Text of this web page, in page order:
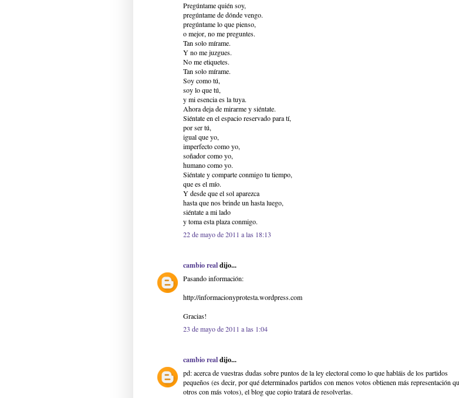
Pregúntame quién soy,
pregúntame de dónde vengo.
pregúntame lo que pienso,
o mejor, no me preguntes.
Tan solo mírame.
Y no me juzgues.
No me etiquetes.
Tan solo mírame.
Soy como tú,
soy lo que tú,
y mi esencia es la tuya.
Ahora deja de mirarme y siéntate.
Siéntate en el espacio reservado para tí,
por ser tú,
igual que yo,
imperfecto como yo,
soñador como yo,
humano como yo.
Siéntate y comparte conmigo tu tiempo,
que es el mío.
Y desde que el sol aparezca
hasta que nos brinde un hasta luego,
siéntate a mi lado
y toma esta plaza conmigo.
22 de mayo de 2011 a las 18:13
cambio realdijo...
Pasando información:
http://informacionyprotesta.wordpress.com
Gracias!
23 de mayo de 2011 a las 1:04
cambio realdijo...
pd: acerca de vuestras dudas sobre puntos de la ley electoral como lo que habláis de los partidos
pequeños (es decir, por qué determinados partidos con menos votos obtienen más representación
otros con más votos), el blog que copio tratará de resolverlas.